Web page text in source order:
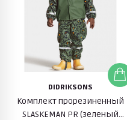
DIDRIKSONS
Комплект прорезиненный
SLASKEMAN PR (зеленый